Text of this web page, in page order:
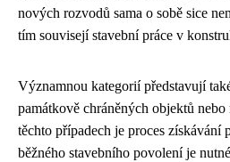
nových rozvodů sama o sobě sice
tím souvisejí stavební práce v
Významnou kategorií představují
památkově chráněných objektů
těchto případech je proces získávání
běžného stavebního povolení je